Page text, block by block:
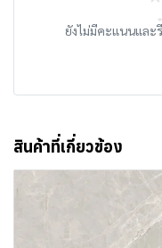
ยังไม่มีคะแนนและ
สินค้าที่เกี่ยวข้อง